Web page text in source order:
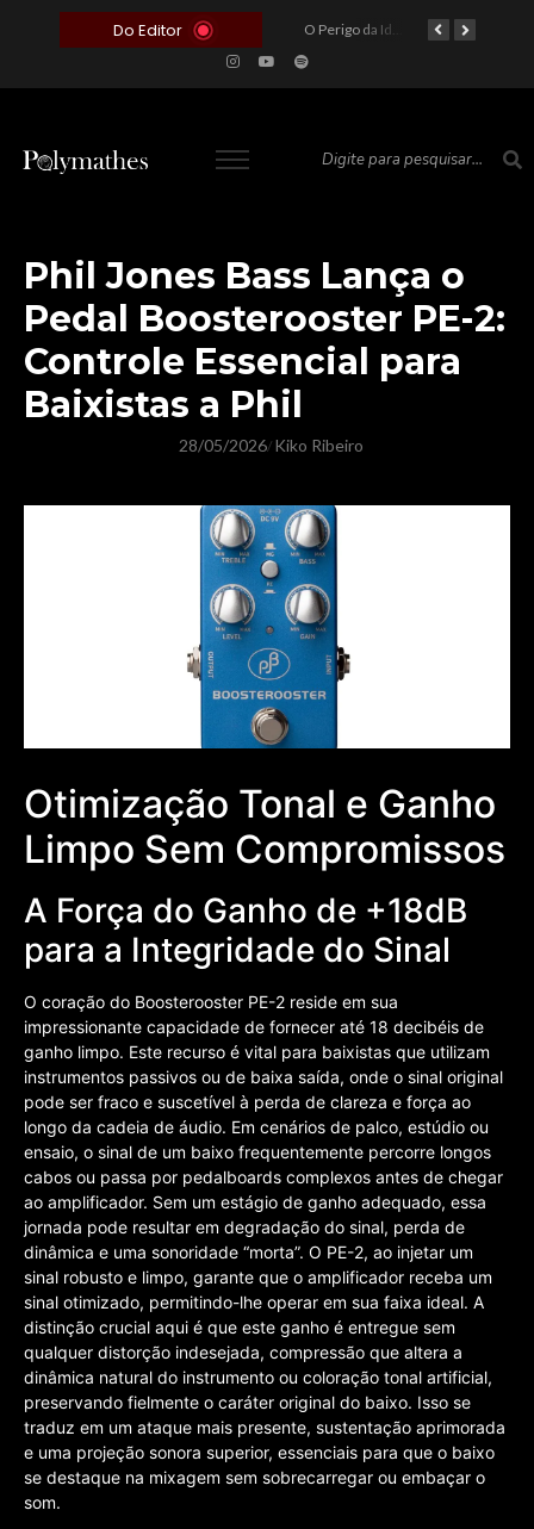
Do Editor
O Voto como Moeda: Clientelismo e o Analfabetismo Funcional Político no Brasil O Perigo da Ideologia Desenfreada na Justiça: Quando a Pauta Política Substitui a Pena Criminal
Phil Jones Bass Lança o
Pedal Boosterooster PE-2:
Controle Essencial para
Baixistas a Phil
28/05/2026/ Kiko Ribeiro
Otimização Tonal e Ganho
Limpo Sem Compromissos
A Força do Ganho de +18dB
para a Integridade do Sinal
O coração do Boosterooster PE-2 reside em sua
impressionante capacidade de fornecer até 18 decibéis de
ganho limpo. Este recurso é vital para baixistas que utilizam
instrumentos passivos ou de baixa saída, onde o sinal original
pode ser fraco e suscetível à perda de clareza e força ao
longo da cadeia de áudio. Em cenários de palco, estúdio ou
ensaio, o sinal de um baixo frequentemente percorre longos
cabos ou passa por pedalboards complexos antes de chegar
ao amplificador. Sem um estágio de ganho adequado, essa
jornada pode resultar em degradação do sinal, perda de
dinâmica e uma sonoridade “morta”. O PE-2, ao injetar um
sinal robusto e limpo, garante que o amplificador receba um
sinal otimizado, permitindo-lhe operar em sua faixa ideal. A
distinção crucial aqui é que este ganho é entregue sem
qualquer distorção indesejada, compressão que altera a
dinâmica natural do instrumento ou coloração tonal artificial,
preservando fielmente o caráter original do baixo. Isso se
traduz em um ataque mais presente, sustentação aprimorada
e uma projeção sonora superior, essenciais para que o baixo
se destaque na mixagem sem sobrecarregar ou embaçar o
som.